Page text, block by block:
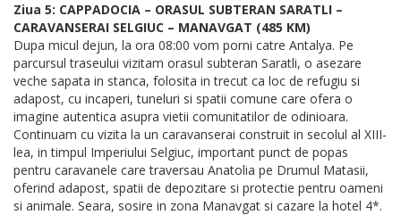
Ziua 5: CAPPADOCIA – ORASUL SUBTERAN SARATLI –
CARAVANSERAI SELGIUC – MANAVGAT (485 KM)
Dupa micul dejun, la ora 08:00 vom porni catre Antalya. Pe
parcursul traseului vizitam orasul subteran Saratli, o asezare
veche sapata in stanca, folosita in trecut ca loc de refugiu si
adapost, cu incaperi, tuneluri si spatii comune care ofera o
imagine autentica asupra vietii comunitatilor de odinioara.
Continuam cu vizita la un caravanserai construit in secolul al XIII-
lea, in timpul Imperiului Selgiuc, important punct de popas
pentru caravanele care traversau Anatolia pe Drumul Matasii,
oferind adapost, spatii de depozitare si protectie pentru oameni
si animale. Seara, sosire in zona Manavgat si cazare la hotel 4*.